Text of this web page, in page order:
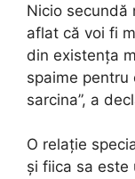
Nicio secundă
aflat că voi fi
din existența
spaime pentru
sarcina”, a
O relație
și fiica sa este